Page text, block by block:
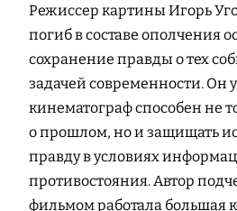
Режиссер картины Игорь
погиб в составе ополчения
сохранение правды о тех
задачей современности. Он
кинематограф способен не
о прошлом, но и защищать
правду в условиях
противостояния. Автор
фильмом работала большая